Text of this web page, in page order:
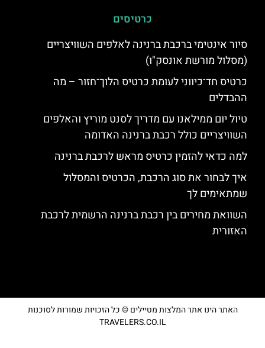
כרטיסים
סיור אינטימי ברכבת ברנינה לאלפים השוויצריים
(מסלול מורשת אונסק"ו)
כרטיס חד־כיווני לעומת כרטיס הלוך־חזור – מה
ההבדלים
טיול יום ממילאנו עם מדריך לסנט מוריץ והאלפים
השוויצריים כולל רכבת ברנינה האדומה
למה כדאי להזמין כרטיס מראש לרכבת ברנינה
איך לבחור את סוג הרכבת, הכרטיס והמסלול
שמתאימים לך
השוואת מחירים בין רכבת ברנינה הרשמית לרכבת
האזורית
האתר הינו אתר המלצות מטיילים © כל הזכויות שמורות לסוכנות
TRAVELERS.CO.IL